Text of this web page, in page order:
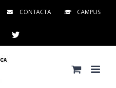
CONTACTA CAMPUS
FacebookTwitter